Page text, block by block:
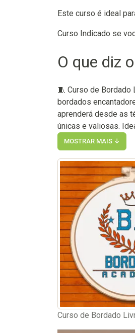
Este curso é ideal
Curso Indicado se
O que diz
🧵 Curso de Bordado
bordados
aprenderá desde as
únicas e valiosas.
MOSTRAR MAIS ↓
Curso de Bordado